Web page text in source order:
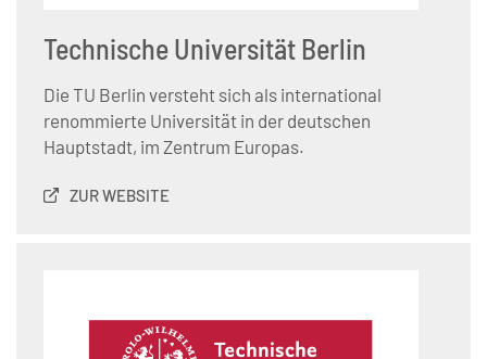
Technische Universität Berlin
Die TU Berlin versteht sich als international
renommierte Universität in der deutschen
Hauptstadt, im Zentrum Europas.
ZUR WEBSITE